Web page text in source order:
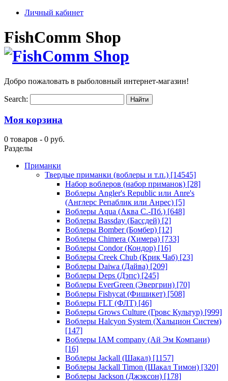
Личный кабинет
FishComm Shop
Добро пожаловать в рыболовный интернет-магазин!
Search:
Моя корзина
0 товаров - 0 руб.
Разделы
Приманки
Твердые приманки (воблеры и т.п.) [14545]
Набор воблеров (набор приманок) [28]
Воблеры Angler's Republic или Anre's
(Англерс Репаблик или Анрес) [5]
Воблеры Aqua (Аква С.-Пб.) [648]
Воблеры Bassday (Бассдей) [2]
Воблеры Bomber (Бомбер) [12]
Воблеры Chimera (Химера) [733]
Воблеры Condor (Кондор) [16]
Воблеры Creek Chub (Крик Чаб) [23]
Воблеры Daiwa (Дайва) [209]
Воблеры Deps (Дэпс) [245]
Воблеры EverGreen (Эвергрин) [70]
Воблеры Fishycat (Фишикет) [508]
Воблеры FLT (ФЛТ) [46]
Воблеры Grows Culture (Гровс Культур) [999]
Воблеры Halcyon System (Хальцион Систем)
[147]
Воблеры IAM company (Ай Эм Компани)
[16]
Воблеры Jackall (Шакал) [1157]
Воблеры Jackall Timon (Шакал Тимон) [320]
Воблеры Jackson (Джэксон) [178]